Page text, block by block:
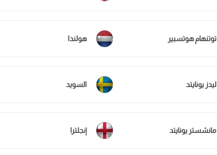
توتنهام هوتسبير هولندا
ليدز يونايتد السويد
مانشستر يونايتد إنجلترا